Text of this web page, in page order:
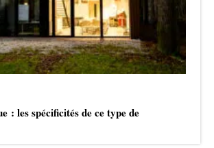
: les spécificités de ce type de